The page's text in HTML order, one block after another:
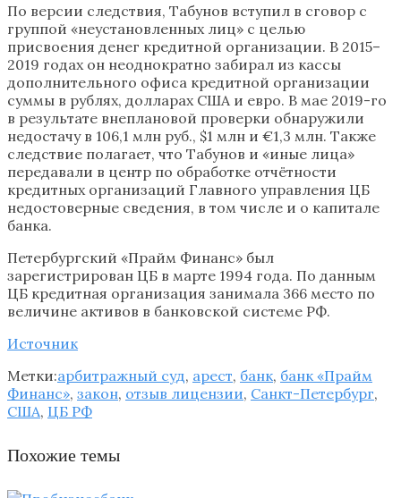
По версии следствия, Табунов вступил в сговор с
группой «неустановленных лиц» с целью
присвоения денег кредитной организации. В 2015–
2019 годах он неоднократно забирал из кассы
дополнительного офиса кредитной организации
суммы в рублях, долларах США и евро. В мае 2019-го
в результате внеплановой проверки обнаружили
недостачу в 106,1 млн руб., $1 млн и €1,3 млн. Также
следствие полагает, что Табунов и «иные лица»
передавали в центр по обработке отчётности
кредитных организаций Главного управления ЦБ
недостоверные сведения, в том числе и о капитале
банка.
Петербургский «Прайм Финанс» был
зарегистрирован ЦБ в марте 1994 года. По данным
ЦБ кредитная организация занимала 366 место по
величине активов в банковской системе РФ.
Источник
Метки:арбитражный суд, арест, банк, банк «Прайм
Финанс», закон, отзыв лицензии, Санкт-Петербург,
США, ЦБ РФ
Похожие темы